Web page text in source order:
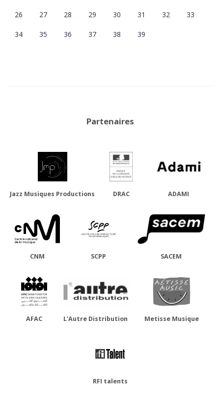
26 27 28 29 30 31 32 33
34 35 36 37 38 39
Partenaires
Jazz Musiques Productions DRAC ADAMI
CNM SCPP SACEM
AFAC L'Autre Distribution Metisse Musique
RFI talents